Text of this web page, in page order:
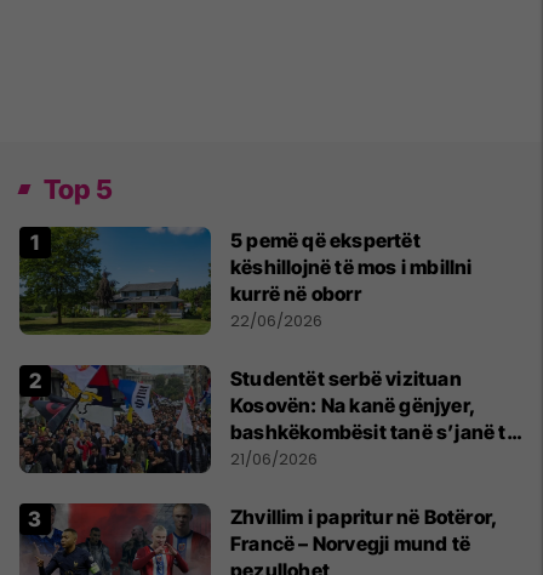
Top 5
5 pemë që ekspertët
këshillojnë të mos i mbillni
kurrë në oborr
22/06/2026
Studentët serbë vizituan
Kosovën: Na kanë gënjyer,
bashkëkombësit tanë s’janë të
shtypur
21/06/2026
Zhvillim i papritur në Botëror,
Francë – Norvegji mund të